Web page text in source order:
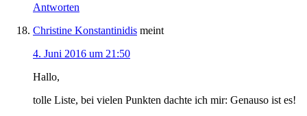
Antworten
Christine Konstantinidis meint
4. Juni 2016 um 21:50
Hallo,
tolle Liste, bei vielen Punkten dachte ich mir: Genauso ist es!